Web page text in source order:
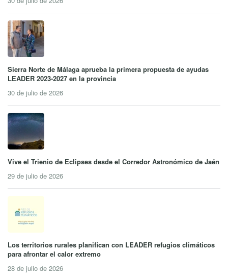
Sierra Norte de Málaga aprueba la primera propuesta de ayudas
LEADER 2023-2027 en la provincia
30 de julio de 2026
Vive el Trienio de Eclipses desde el Corredor Astronómico de Jaén
29 de julio de 2026
Los territorios rurales planifican con LEADER refugios climáticos
para afrontar el calor extremo
28 de julio de 2026